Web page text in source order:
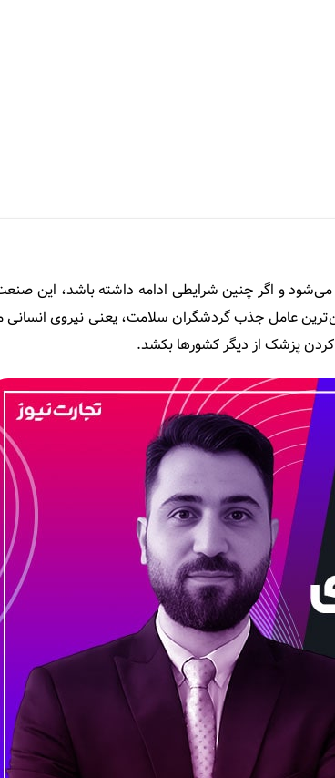
و اگر چنین شرایطی ادامه داشته باشد، این صنعت
عامل جذب گردشگران سلامت، یعنی نیروی انسانی
پزشک از دیگر کشورها بکشد.